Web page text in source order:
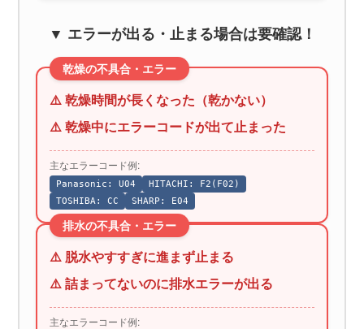
▼ エラーが出る・止まる場合は要確認！
乾燥の不具合・エラー
⚠️ 乾燥時間が長くなった（乾かない）
⚠️ 乾燥中にエラーコードが出て止まった
主なエラーコード例:
Panasonic: U04
HITACHI: F2(F02)
TOSHIBA: CC
SHARP: E04
排水の不具合・エラー
⚠️ 脱水やすすぎに進まず止まる
⚠️ 詰まってないのに排水エラーが出る
主なエラーコード例: